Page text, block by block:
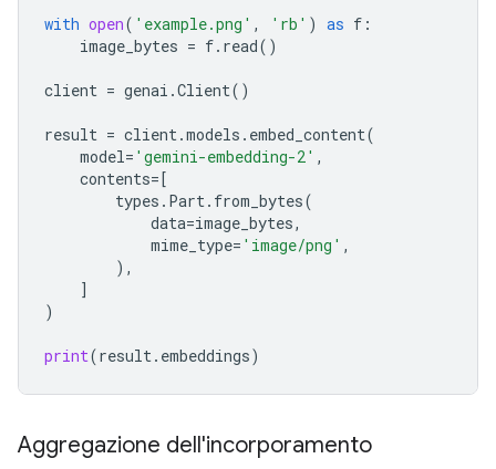
with open( 'example.png' , 'rb' ) as f :
image_bytes = f. read()
client = genai .Client()
result = client.models . embed_content(
model= 'gemini-embedding-2' ,
contents=[
types . Part. from_bytes(
data=image_bytes,
mime_type= 'image/png' ,
),
]
)
print(result. embeddings)
Aggregazione dell'incorporamento